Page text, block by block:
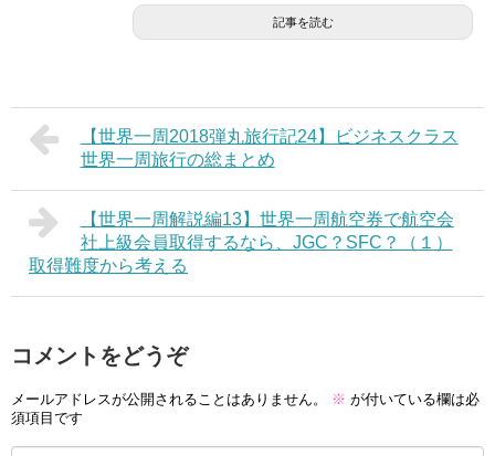
記事を読む
【世界一周2018弾丸旅行記24】ビジネスクラス
世界一周旅行の総まとめ
【世界一周解説編13】世界一周航空券で航空会
社上級会員取得するなら、JGC？SFC？（１）
取得難度から考える
コメントをどうぞ
メールアドレスが公開されることはありません。 ※ が付いている欄は必
須項目です